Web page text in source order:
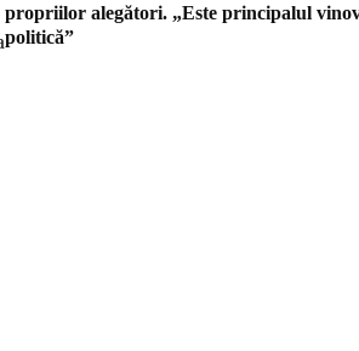
propriilor alegători. „Este principalul
politică”